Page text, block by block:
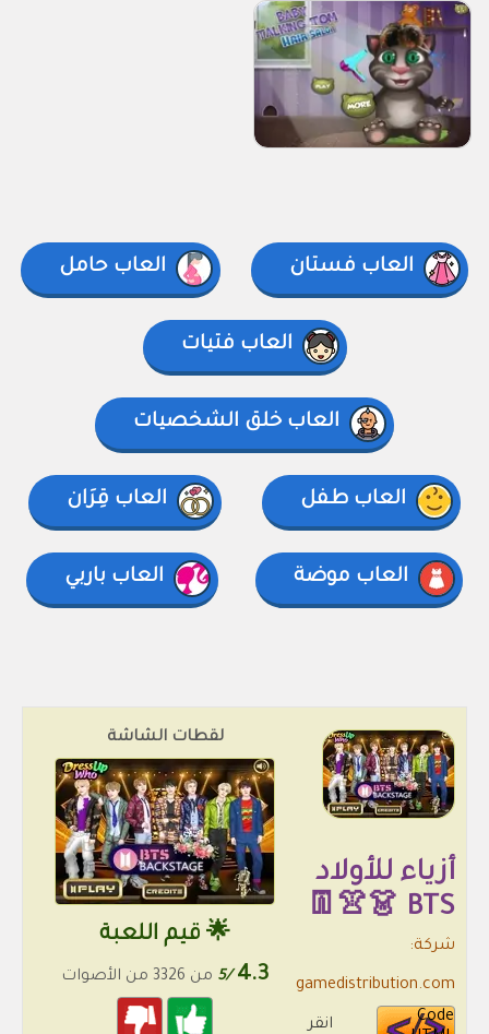
العاب فستان العاب حامل
العاب فتيات
العاب خلق الشخصيات
العاب طفل العاب قِرَان
العاب موضة العاب باربي
لقطات الشاشة
🌟 قيم اللعبة
4.3
/5 من 3326 من الأصوات
أزياء للأولاد
BTS 👗👚👖
شركة:
gamedistribution.com
Code
انقر